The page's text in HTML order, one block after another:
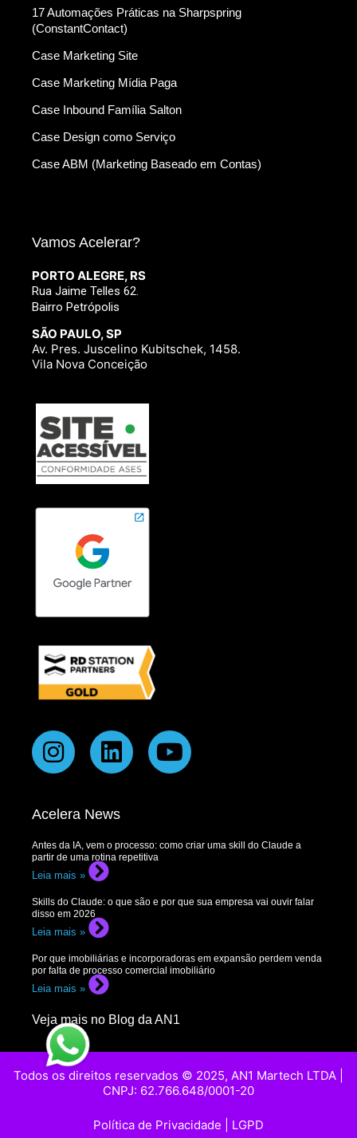
17 Automações Práticas na Sharpspring
(ConstantContact)
Case Marketing Site
Case Marketing Mídia Paga
Case Inbound Família Salton
Case Design como Serviço
Case ABM (Marketing Baseado em Contas)
Vamos Acelerar?
PORTO ALEGRE, RS
Rua Jaime Telles 62.
Bairro Petrópolis
SÃO PAULO, SP
Av. Pres. Juscelino Kubitschek, 1458.
Vila Nova Conceição
Acelera News
Antes da IA, vem o processo: como criar uma skill do Claude a
partir de uma rotina repetitiva
Leia mais »
Skills do Claude: o que são e por que sua empresa vai ouvir falar
disso em 2026
Leia mais »
Por que imobiliárias e incorporadoras em expansão perdem venda
por falta de processo comercial imobiliário
Leia mais »
Veja mais no Blog da AN1
Todos os direitos reservados © 2025, AN1 Martech LTDA |
CNPJ: 62.766.648/0001-20
Política de Privacidade LGPD